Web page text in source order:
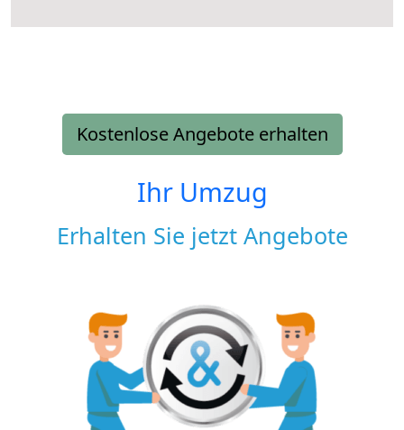
Kostenlose Angebote erhalten
Ihr Umzug
Erhalten Sie jetzt Angebote